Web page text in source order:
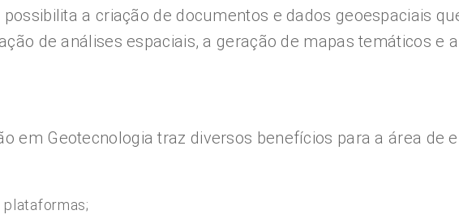
a criação de documentos e dados geoespaciais
de análises espaciais, a geração de mapas temáticos e
em Geotecnologia traz diversos benefícios para a área de